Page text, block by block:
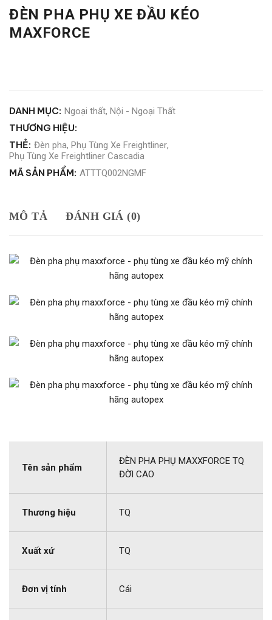
ĐÈN PHA PHỤ XE ĐẦU KÉO
MAXFORCE
DANH MỤC: Ngoại thất, Nội - Ngoại Thất
THƯƠNG HIỆU:
THẺ: Đèn pha, Phụ Tùng Xe Freightliner,
Phụ Tùng Xe Freightliner Cascadia
MÃ SẢN PHẨM: ATTTQ002NGMF
MÔ TẢ ĐÁNH GIÁ (0)
Tên sản phẩm
ĐÈN PHA PHỤ MAXXFORCE TQ
ĐỜI CAO
Thương hiệu TQ
Xuất xứ TQ
Đơn vị tính Cái